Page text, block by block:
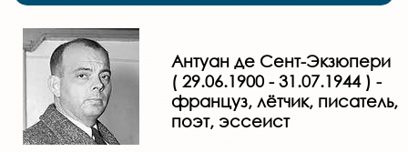
Антуан де Сент-Экзюпери
( 29.06.1900 - 31.07.1944 ) -
француз, лётчик, писатель,
поэт, эссеист